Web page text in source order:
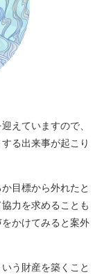
えていますので、
る出来事が起こり
目標から外れたと
力を求めることも
かけてみると案外
う財産を築くこと